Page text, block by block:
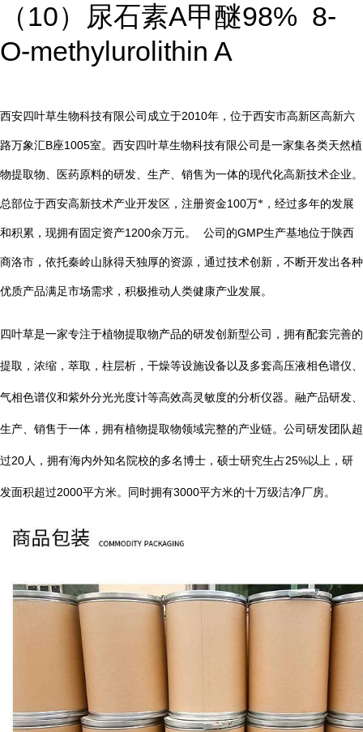
（10）尿石素A甲醚98% 8-
O-methylurolithin A
西安四叶草生物科技有限公司成立于2010年，位于西安市高新区高新六
路万象汇B座1005室。西安四叶草生物科技有限公司是一家集各类天然植
物提取物、医药原料的研发、生产、销售为一体的现代化高新技术企业。
总部位于西安高新技术产业开发区，注册资金100万*，经过多年的发展
和积累，现拥有固定资产1200余万元。 公司的GMP生产基地位于陕西
商洛市，依托秦岭山脉得天独厚的资源，通过技术创新，不断开发出各种
优质产品满足市场需求，积极推动人类健康产业发展。
四叶草是一家专注于植物提取物产品的研发创新型公司，拥有配套完善的
提取，浓缩，萃取，柱层析，干燥等设施设备以及多套高压液相色谱仪、
气相色谱仪和紫外分光光度计等高效高灵敏度的分析仪器。融产品研发、
生产、销售于一体，拥有植物提取物领域完整的产业链。公司研发团队超
过20人，拥有海内外知名院校的多名博士，硕士研究生占25%以上，研
发面积超过2000平方米。同时拥有3000平方米的十万级洁净厂房。